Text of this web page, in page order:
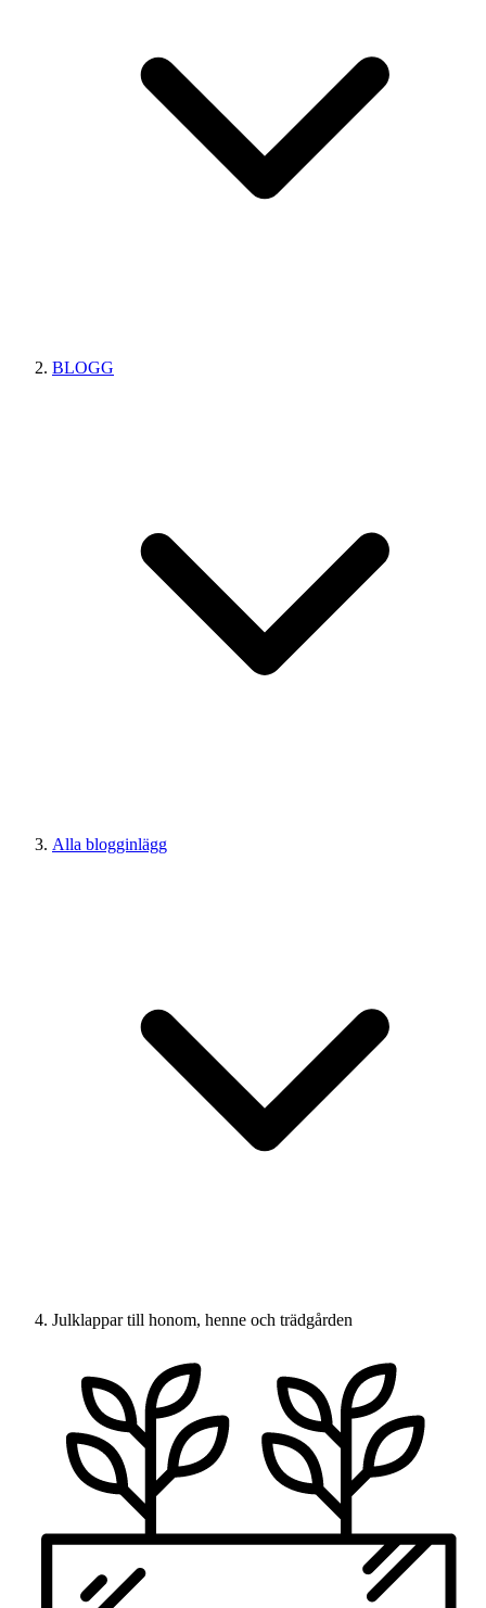
BLOGG
Alla blogginlägg
Julklappar till honom, henne och trädgården